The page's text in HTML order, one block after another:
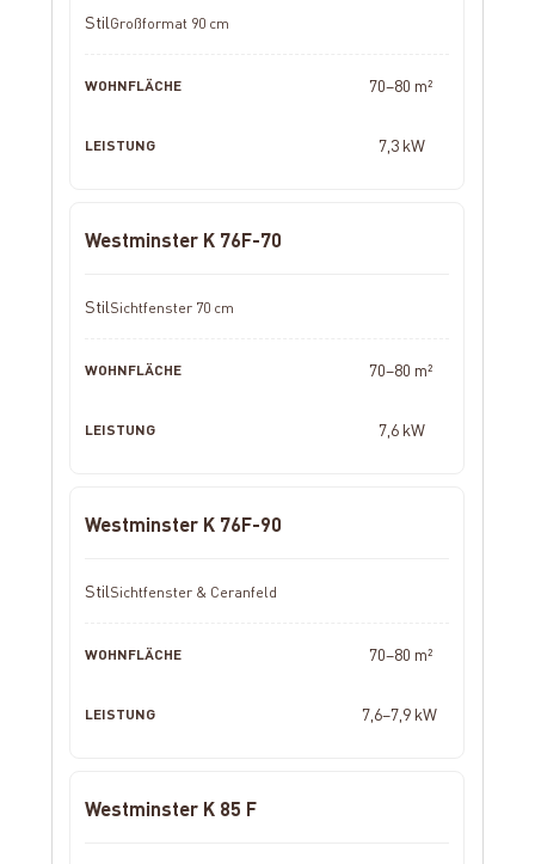
Großformat 90 cm
70–80 m²
7,3 kW
Westminster K 76F-70
Sichtfenster 70 cm
70–80 m²
7,6 kW
Westminster K 76F-90
Sichtfenster & Ceranfeld
70–80 m²
7,6–7,9 kW
Westminster K 85 F